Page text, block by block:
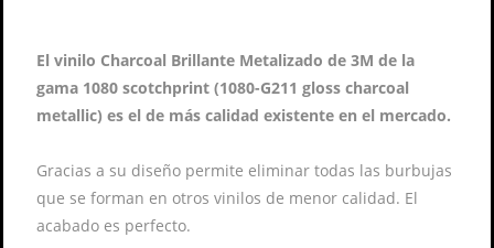
El vinilo Charcoal Brillante Metalizado de 3M de la
gama 1080 scotchprint (1080-G211 gloss charcoal
metallic) es el de más calidad existente en el mercado.
Gracias a su diseño permite eliminar todas las burbujas
que se forman en otros vinilos de menor calidad. El
acabado es perfecto.